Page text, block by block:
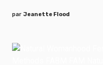
par Jeanette Flood